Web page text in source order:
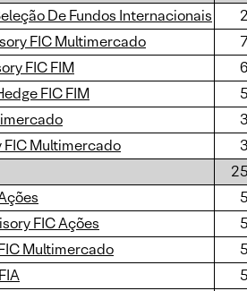
De Fundos Internacionais
FIC Multimercado
FIC FIM
FIC FIM
FIC Multimercado
FIC Ações
Multimercado